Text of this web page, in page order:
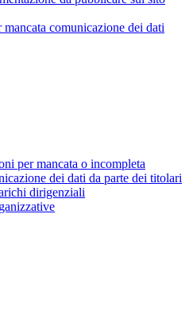
mancata comunicazione dei dati
per mancata o incompleta
dei dati da parte dei titolari
dirigenziali